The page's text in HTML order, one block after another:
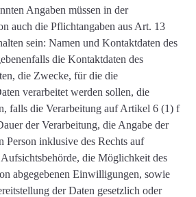
Angaben müssen in der
auch die Pflichtangaben aus Art. 13
sein: Namen und Kontaktdaten des
die Kontaktdaten des
die Zwecke, für die die
verarbeitet werden sollen, die
falls die Verarbeitung auf Artikel 6 (1) f
der Verarbeitung, die Angabe der
Person inklusive des Rechts auf
die Möglichkeit des
abgegebenen Einwilligungen, sowie
der Daten gesetzlich oder